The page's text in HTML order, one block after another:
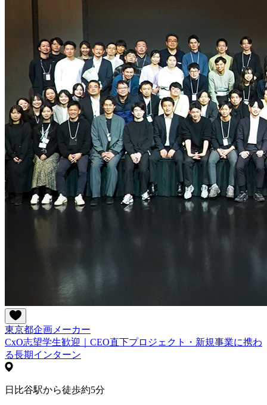
東京都企画 メーカー
CxO志望学生歓迎｜CEO直下プロジェクト・新規事業に携わ
る長期インターン
日比谷駅から徒歩約5分